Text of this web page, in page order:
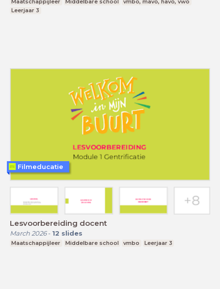
Maatschappijleer Middelbare school
vmbo, mavo, havo, vwo
Leerjaar 3
Lesvoorbereiding docent
March 2026- 12 slides
Maatschappijleer Middelbare school vmbo Leerjaar 3
Filmeducatie